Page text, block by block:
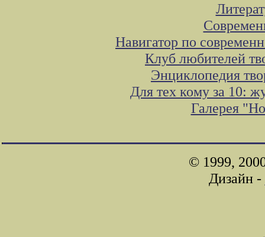
Навигатор по
Клуб любителей
Энциклопедия
Для тех кому за 10:
Галерея
© 1999,
Дизайн -